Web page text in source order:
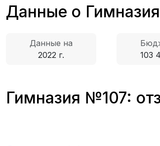
Данные о
Данные на
2022 г.
103
Гимназия №107: